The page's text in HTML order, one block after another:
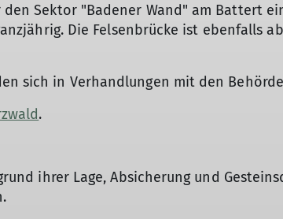
Sektor "Badener Wand" am Battert
Die Felsenbrücke ist ebenfalls
sich in Verhandlungen mit den
.
ihrer Lage, Absicherung und